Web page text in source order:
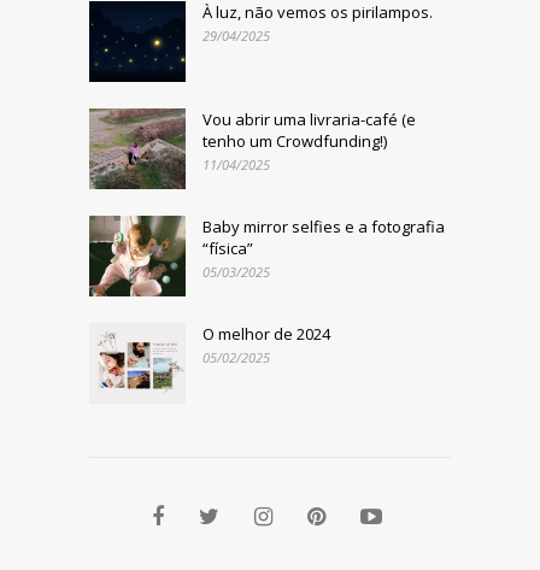
À luz, não vemos os pirilampos.
29/04/2025
Vou abrir uma livraria-café (e
tenho um Crowdfunding!)
11/04/2025
Baby mirror selfies e a fotografia
“física”
05/03/2025
O melhor de 2024
05/02/2025